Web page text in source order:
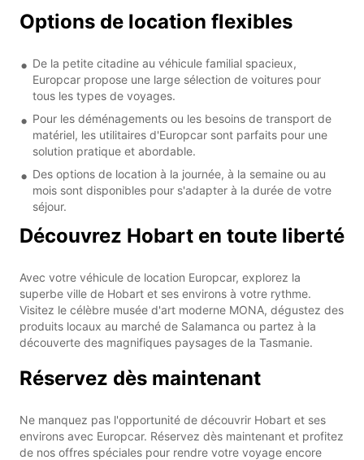
Options de location flexibles
De la petite citadine au véhicule familial spacieux,
Europcar propose une large sélection de voitures pour
tous les types de voyages.
Pour les déménagements ou les besoins de transport de
matériel, les utilitaires d'Europcar sont parfaits pour une
solution pratique et abordable.
Des options de location à la journée, à la semaine ou au
mois sont disponibles pour s'adapter à la durée de votre
séjour.
Découvrez Hobart en toute liberté
Avec votre véhicule de location Europcar, explorez la
superbe ville de Hobart et ses environs à votre rythme.
Visitez le célèbre musée d'art moderne MONA, dégustez des
produits locaux au marché de Salamanca ou partez à la
découverte des magnifiques paysages de la Tasmanie.
Réservez dès maintenant
Ne manquez pas l'opportunité de découvrir Hobart et ses
environs avec Europcar. Réservez dès maintenant et profitez
de nos offres spéciales pour rendre votre voyage encore